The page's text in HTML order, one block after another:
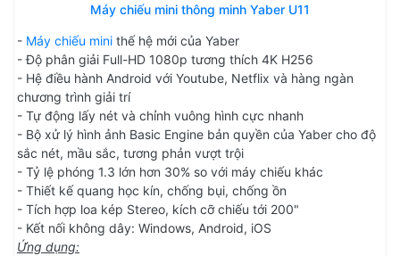
Máy chiếu mini thông minh Yaber U11
- Máy chiếu mini thế hệ mới của Yaber
- Độ phân giải Full-HD 1080p tương thích 4K H256
- Hệ điều hành Android với Youtube, Netflix và hàng ngàn
chương trình giải trí
- Tự động lấy nét và chỉnh vuông hình cực nhanh
- Bộ xử lý hình ảnh Basic Engine bản quyền của Yaber cho độ
sắc nét, mầu sắc, tương phản vượt trội
- Tỷ lệ phóng 1.3 lớn hơn 30% so với máy chiếu khác
- Thiết kế quang học kín, chống bụi, chống ồn
- Tích hợp loa kép Stereo, kích cỡ chiếu tới 200"
- Kết nối không dây: Windows, Android, iOS
Ứng dụng: